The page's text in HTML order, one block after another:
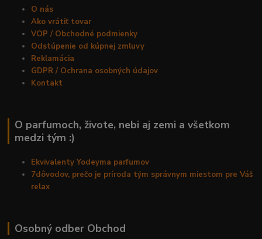
O nás
Ako vrátiť tovar
VOP / Obchodné podmienky
Odstúpenie od kúpnej zmluvy
Reklamácia
GDPR / Ochrana osobných údajov
Kontakt
O parfumoch, živote, nebi aj zemi a všetkom
medzi tým :)
Ekvivalenty Yodeyma parfumov
7dôvodov, prečo je príroda tým správnym miestom pre Váš
relax
Osobný odber Obchod